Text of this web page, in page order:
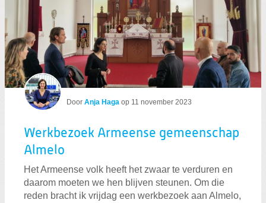
Door Anja Haga op 11 november 2023
Werkbezoek Armeense gemeenschap
Almelo
Het Armeense volk heeft het zwaar te verduren en
daarom moeten we hen blijven steunen. Om die
reden bracht ik vrijdag een werkbezoek aan Almelo,